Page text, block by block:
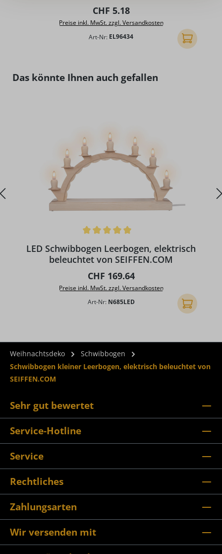
Regulärer Preis:
CHF 5.18
Preise inkl. MwSt. zzgl. Versandkosten
Art-Nr: EL96434 In den
Produktgalerie überspringen
Das könnte Ihnen auch gefallen
LED Schwibbogen Leerbogen, elektrisch
beleuchtet von SEIFFEN.COM
Regulärer Preis:
CHF 169.64
Preise inkl. MwSt. zzgl. Versandkosten
Art-Nr: N685LED In den
Weihnachtsdeko
Schwibbogen
Schwibbogen kleiner Leerbogen, elektrisch beleuchtet von
SEIFFEN.COM
Sehr gut bewertet
Service-Hotline
Service
Rechtliches
Zahlungsarten
Wir versenden mit